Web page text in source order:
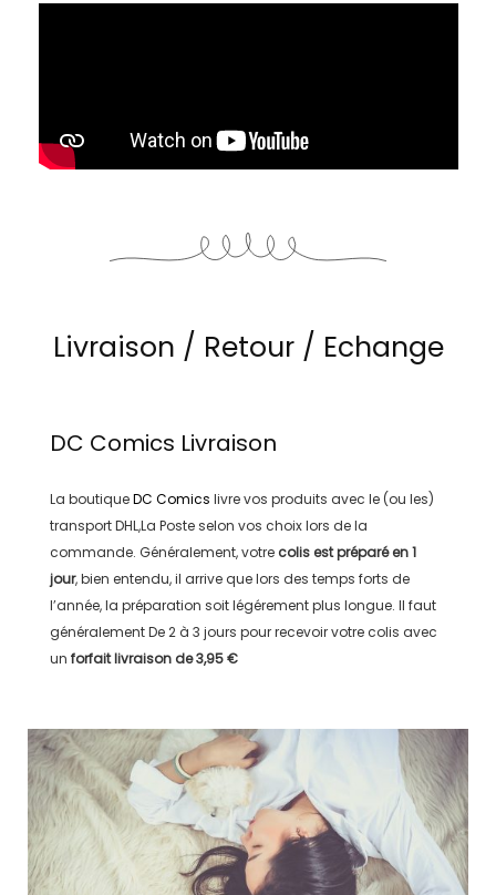
Livraison / Retour / Echange
DC Comics Livraison
La boutiqueDC Comics livre vos produits avec le (ou les)
transportDHL,La Posteselon vos choix lors de la
commande. Généralement, votre colis est préparé en1
jour, bien entendu, il arrive que lors des temps forts de
l’année, la préparation soit légérement plus longue. Il faut
généralementDe 2 à 3 jours pour recevoir votre colis avec
un forfait livraison de3,95 €